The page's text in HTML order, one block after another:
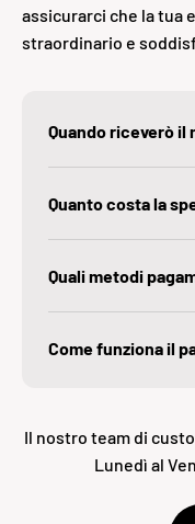
assicurarci che la tua
straordinario e
Quando riceverò il
Quanto costa la
Quali metodi
Come funziona il
Il nostro team di
Lunedì al